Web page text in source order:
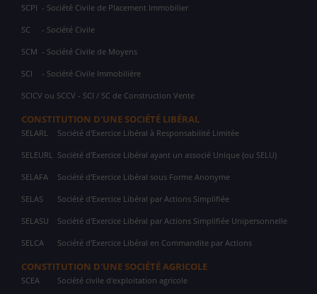
SCPI - Société Civile de Placement Immobilier
SC - Société Civile
SCM - Société Civile de Moyens
SCI - Société Civile Immobilière
SCICV ou SCCV - SCI / SC de Construction Vente
CONSTITUTION D'UNE SOCIÉTÉ LIBÉRAL
SELARL Société d'Exercice Libéral à Responsabilité Limitée
SELEURL Société d'Exercice Libéral ayant un associé Unique (ou SELU)
SELAFA Société d'Exercice Libéral sous Forme Anonyme
SELAS Société d'Exercice Libéral par Actions Simplifiée
SELASU Société d'Exercice Libéral par Actions Simplifiée Unipersonnelle
SELCA Société d'Exercice Libéral en Commandite par Actions
CONSTITUTION D'UNE SOCIÉTÉ AGRICOLE
SCEA Société civile d'exploitation agricole